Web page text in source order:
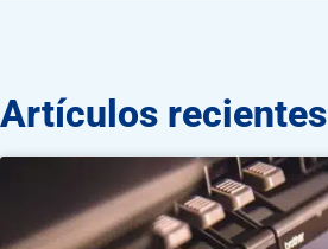
Artículos recientes